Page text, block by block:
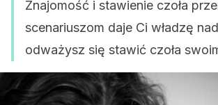
Znajomość i stawienie czoła
scenariuszom daje Ci władzę
odważysz się stawić czoła